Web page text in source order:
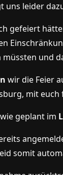
uns leider
gefeiert
und
wir die Feier
mit
geplant im
somit